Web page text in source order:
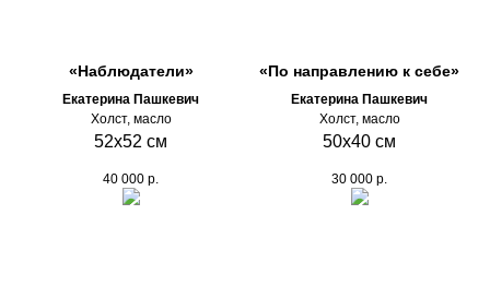
«Наблюдатели»
Екатерина Пашкевич
Холст, масло
52х52 см
40 000 р.
«По направлению к себе»
Екатерина Пашкевич
Холст, масло
50х40 см
30 000 р.